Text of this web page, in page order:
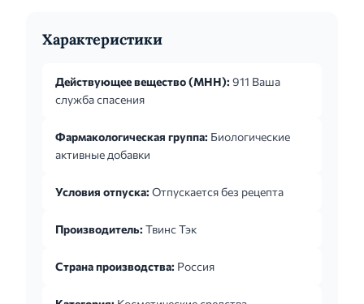
Характеристики
Действующее вещество (МНН): 911 Ваша
служба спасения
Фармакологическая группа: Биологические
активные добавки
Условия отпуска: Отпускается без рецепта
Производитель: Твинс Тэк
Страна производства: Россия